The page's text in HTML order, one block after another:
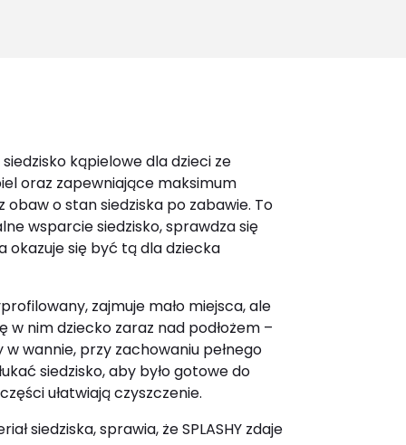
kąpielowe dla dzieci ze
oraz zapewniające maksimum
o stan siedziska po zabawie. To
wsparcie siedzisko, sprawdza się
okazuje się być tą dla dziecka
zajmuje mało miejsca, ale
w nim dziecko zaraz nad podłożem –
wannie, przy zachowaniu pełnego
siedzisko, aby było gotowe do
ułatwiają czyszczenie.
siedziska, sprawia, że SPLASHY zdaje